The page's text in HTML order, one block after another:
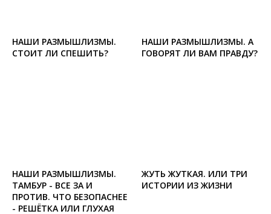
НАШИ РАЗМЫШЛИЗМЫ.
СТОИТ ЛИ СПЕШИТЬ?
НАШИ РАЗМЫШЛИЗМЫ. А
ГОВОРЯТ ЛИ ВАМ ПРАВДУ?
НАШИ РАЗМЫШЛИЗМЫ.
ТАМБУР - ВСЕ ЗА И
ПРОТИВ. ЧТО БЕЗОПАСНЕЕ
- РЕШЁТКА ИЛИ ГЛУХАЯ
ЖУТЬ ЖУТКАЯ. ИЛИ ТРИ
ИСТОРИИ ИЗ ЖИЗНИ